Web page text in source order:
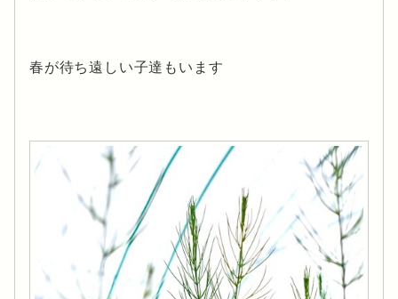
春が待ち遠しい子達もいます